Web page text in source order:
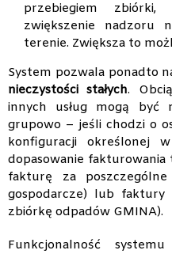
przebiegiem
zwiększenie nadzoru
terenie. Zwiększa to
System pozwala ponadto
nieczystości stałych.
innych usług mogą być
grupowo – jeśli chodzi o
konfiguracji określonej
dopasowanie
fakturę za
gospodarcze) lub faktury
zbiórkę odpadów GMINA).
Funkcjonalność